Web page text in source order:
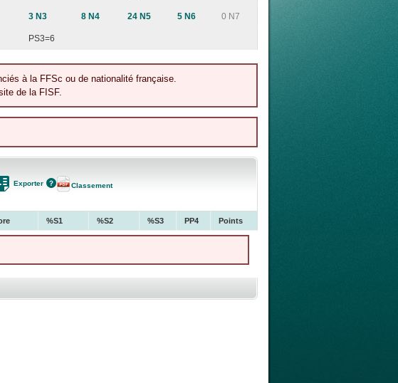
3 N3 8 N4 24 N5 5 N6 0 N7
PS3=6
à la FFSc ou de nationalité française.
de la FISF.
Exporter Classement
%S1 %S2 %S3 PP4 Points